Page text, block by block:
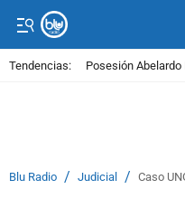
Tendencias: Posesión Abelardo
Blu Radio / Judicial / Caso